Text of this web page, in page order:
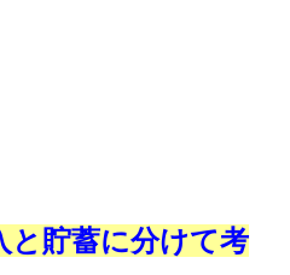
と貯蓄に分けて考